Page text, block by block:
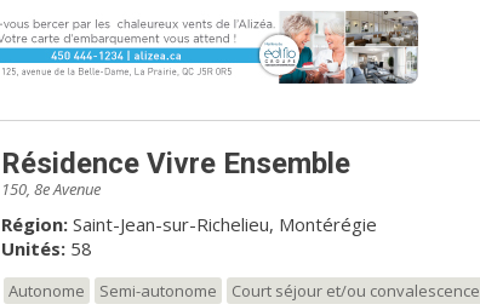
Résidence Vivre Ensemble
150, 8e Avenue
Région: Saint-Jean-sur-Richelieu, Montérégie
Unités:58
Autonome Semi-autonome
Court séjour et/ou convalescence